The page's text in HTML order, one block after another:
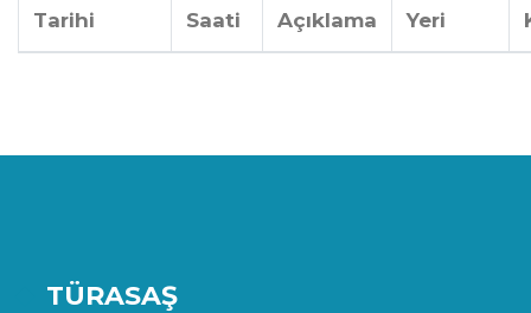
Tarihi
Saati
Açıklama
Yeri
TÜRASAŞ